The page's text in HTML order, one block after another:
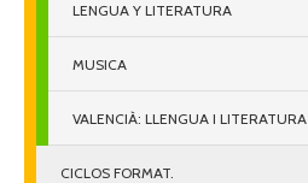
LENGUA Y LITERATURA
MUSICA
VALENCIÀ: LLENGUA I LITERATURA
CICLOS FORMAT.